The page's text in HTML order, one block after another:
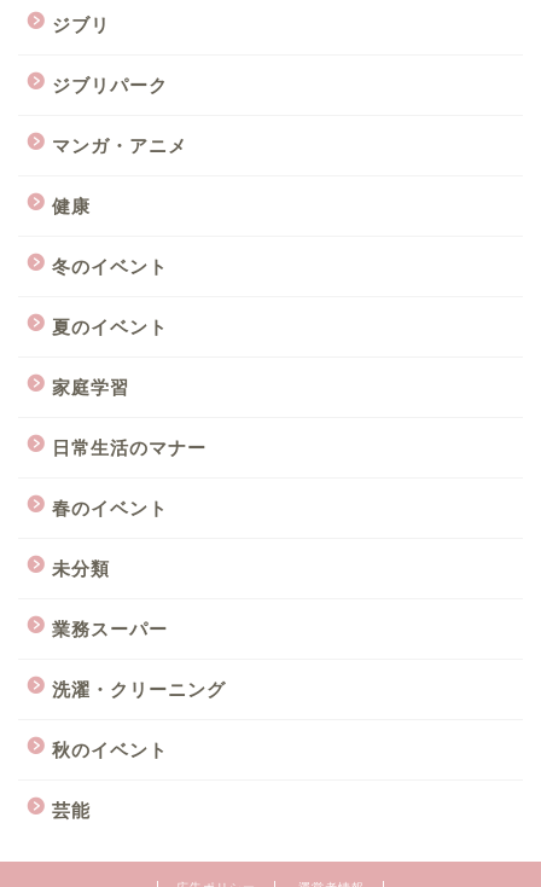
ジブリ
ジブリパーク
マンガ・アニメ
健康
冬のイベント
夏のイベント
家庭学習
日常生活のマナー
春のイベント
未分類
業務スーパー
洗濯・クリーニング
秋のイベント
芸能